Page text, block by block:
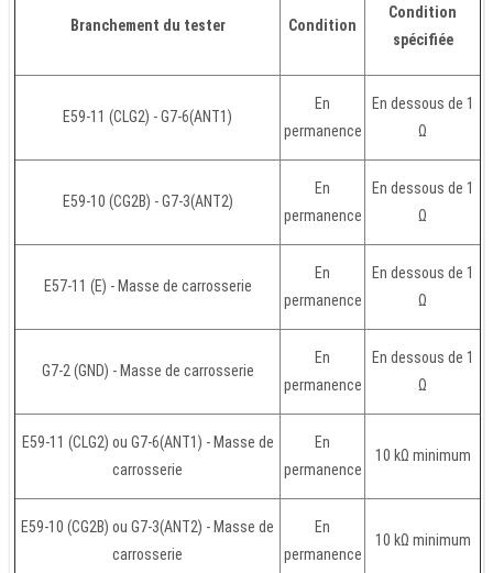
Branchement du tester Condition
Condition
spécifiée
E59-11 (CLG2) - G7-6(ANT1)
En
permanence
En dessous de 1
Ω
E59-10 (CG2B) - G7-3(ANT2)
En
permanence
En dessous de 1
Ω
E57-11 (E) - Masse de carrosserie
En
permanence
En dessous de 1
Ω
G7-2 (GND) - Masse de carrosserie
En
permanence
En dessous de 1
Ω
E59-11 (CLG2) ou G7-6(ANT1) - Masse de
carrosserie
En
permanence
10 kΩ minimum
E59-10 (CG2B) ou G7-3(ANT2) - Masse de
carrosserie
En
permanence
10 kΩ minimum